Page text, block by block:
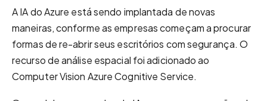
A IA do Azure está sendo implantada de novas
maneiras, conforme as empresas começam a procurar
formas de re-abrir seus escritórios com segurança. O
recurso de análise espacial foi adicionado ao
Computer Vision Azure Cognitive Service.